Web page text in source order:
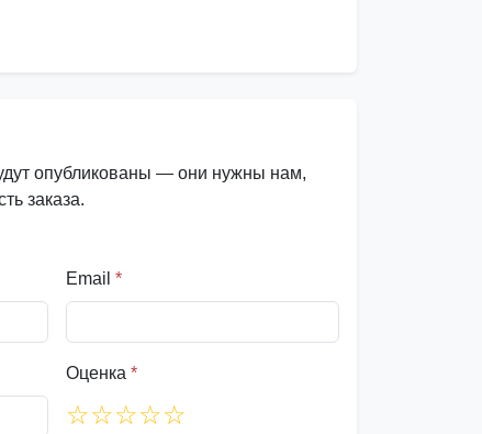
опубликованы — они нужны нам,
заказа.
Email *
Оценка *
☆☆☆☆☆